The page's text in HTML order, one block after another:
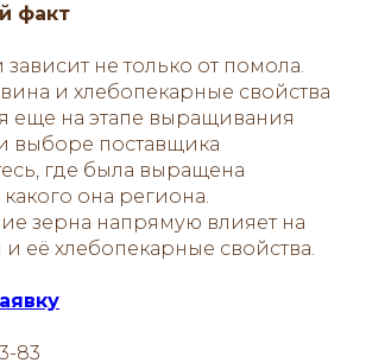
факт
зависит не только от помола.
и хлебопекарные свойства
еще на этапе выращивания
выборе поставщика
где была выращена
она региона.
зерна напрямую влияет на
и её хлебопекарные свойства.
83